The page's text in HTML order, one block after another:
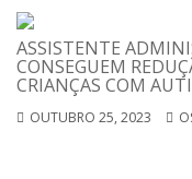
ASSISTENTE
CONSEGUEM
CRIANÇAS COM
OUTUBRO 25, 2023